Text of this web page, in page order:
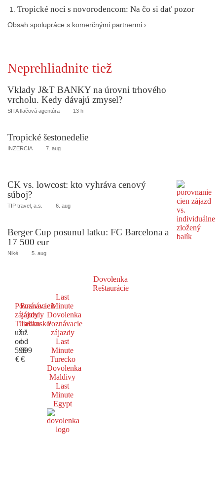
Tropické noci s novorodencom: Na čo si dať pozor
Obsah spolupráce s komerčnými partnermi ›
Neprehliadnite tiež
Vklady J&T BANKY na úrovni trhového
vrcholu. Kedy dávajú zmysel?
SITA tlačová agentúra 13 h
Tropické šestonedelie
INZERCIA 7. aug
CK vs. lowcost: kto vyhráva cenový
súboj?
TIP travel, a.s. 6. aug
Berger Cup posunul latku: FC Barcelona a
17 500 eur
Niké 5. aug
Dovolenka
Reštaurácie
Poznávacie
zájazdy
Turecko
už
od
599
€
Poznávacie
zájazdy
Taliansko
už
od
699
€
Last
Minute
Dovolenka
Poznávacie
zájazdy
Last
Minute
Turecko
Dovolenka
Maldivy
Last
Minute
Egypt